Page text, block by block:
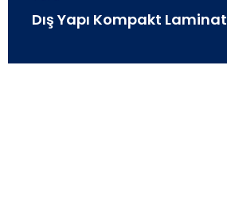
Dış Yapı Kompakt Laminat